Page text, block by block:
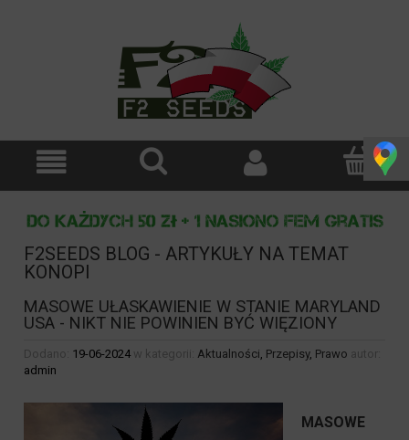
F2SEEDS BLOG - ARTYKUŁY NA TEMAT
KONOPI
MASOWE UŁASKAWIENIE W STANIE MARYLAND
USA - NIKT NIE POWINIEN BYĆ WIĘZIONY
Dodano: 19-06-2024 w kategorii: Aktualności, Przepisy, Prawo autor:
admin
MASOWE